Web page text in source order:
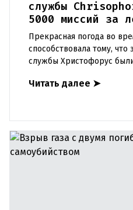
службы
5000 миссий за
Прекрасная погода во
способствовала тому, что
службы Христофорус
вертолетах совершено
Читать далее ➤